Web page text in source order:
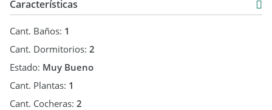
Consultá para coordinar visita y conocer condiciones de
venta.
OFERTA PROVISTA POR SISTEMA SOM - CODIGO: SI22938
Características
Cant. Baños: 1
Cant. Dormitorios: 2
Estado: Muy Bueno
Cant. Plantas: 1
Cant. Cocheras: 2